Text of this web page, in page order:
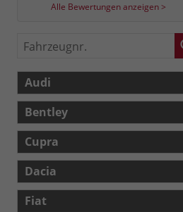
Alle Bewertungen anzeigen >
Fahrzeugnr.
Audi
Bentley
Cupra
Dacia
Fiat